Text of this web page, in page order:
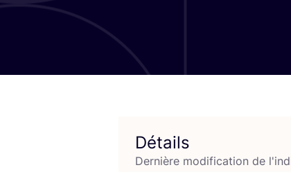
Détails
Dernière modification de